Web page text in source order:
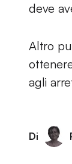
deve
Altro
agli
Di